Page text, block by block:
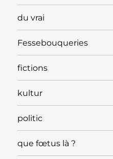
du vrai
Fessebouqueries
fictions
kultur
politic
que fœtus là ?